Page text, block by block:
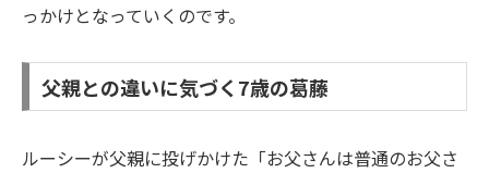
っかけとなっていくのです。
父親との違いに気づく7歳の葛藤
ルーシーが父親に投げかけた「お父さんは普通のお父さ